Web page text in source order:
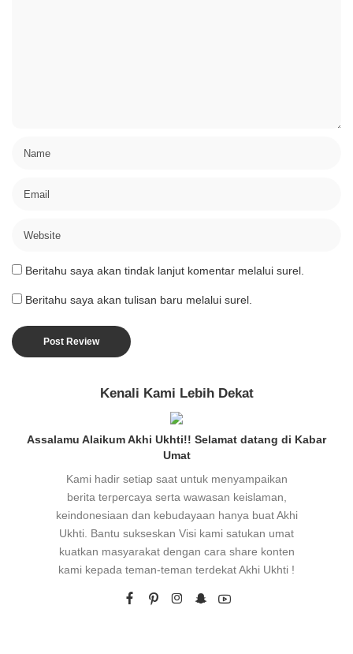
Beritahu saya akan tindak lanjut komentar melalui surel.
Beritahu saya akan tulisan baru melalui surel.
Kenali Kami Lebih Dekat
Assalamu Alaikum Akhi Ukhti!! Selamat datang di Kabar
Umat
Kami hadir setiap saat untuk menyampaikan
berita terpercaya serta wawasan keislaman,
keindonesiaan dan kebudayaan hanya buat Akhi
Ukhti. Bantu sukseskan Visi kami satukan umat
kuatkan masyarakat dengan cara share konten
kami kepada teman-teman terdekat Akhi Ukhti !